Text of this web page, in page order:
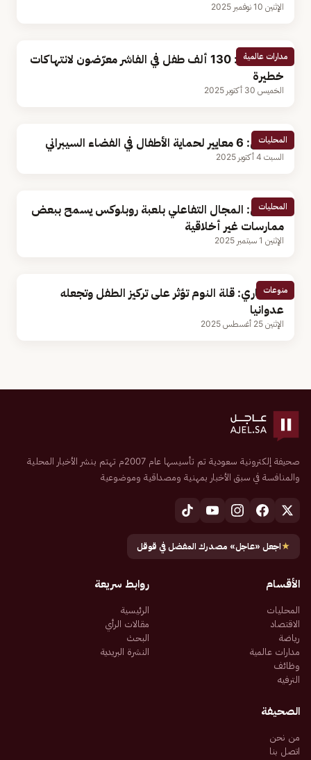
الإثنين 10 نوفمبر 2025
مدارات عالمية
اليونيسف: 130 ألف طفل في الفاشر معرّضون لانتهاكات
خطيرة
الخميس 30 أكتوبر 2025
المحليات
مختص: 6 معايير لحماية الأطفال في الفضاء السيبراني
السبت 4 أكتوبر 2025
المحليات
مختص: المجال التفاعلي بلعبة روبلوكس يسمح ببعض
ممارسات غير أخلاقية
الإثنين 1 سبتمبر 2025
منوعات
استشاري: قلة النوم تؤثر على تركيز الطفل وتجعله
عدوانيا
الإثنين 25 أغسطس 2025
صحيفة إلكترونية سعودية تم تأسيسها عام 2007م تهتم بنشر الأخبار المحلية
والمنافسة في سبق الأخبار بمهنية ومصداقية وموضوعية
★اجعل «عاجل» مصدرك المفضل في قوقل
الأقسام
المحليات
الاقتصاد
رياضة
مدارات عالمية
وظائف
الترفيه
روابط سريعة
الرئيسية
مقالات الرأي
البحث
النشرة البريدية
الصحيفة
من نحن
اتصل بنا